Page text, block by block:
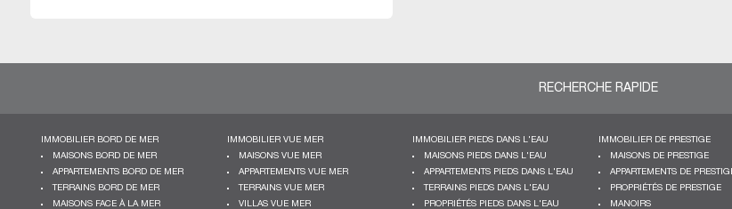
RECHERCHE RAPIDE
IMMOBILIER BORD DE MER
MAISONS BORD DE MER
APPARTEMENTS BORD DE MER
TERRAINS BORD DE MER
MAISONS FACE À LA MER
IMMOBILIER VUE MER
MAISONS VUE MER
APPARTEMENTS VUE MER
TERRAINS VUE MER
VILLAS VUE MER
IMMOBILIER PIEDS DANS L'EAU
MAISONS PIEDS DANS L'EAU
APPARTEMENTS PIEDS DANS L'EAU
TERRAINS PIEDS DANS L'EAU
PROPRIÉTÉS PIEDS DANS L'EAU
IMMOBILIER DE PRESTIGE
MAISONS DE PRESTIGE
APPARTEMENTS DE
PROPRIÉTÉS DE PRESTIGE
MANOIRS